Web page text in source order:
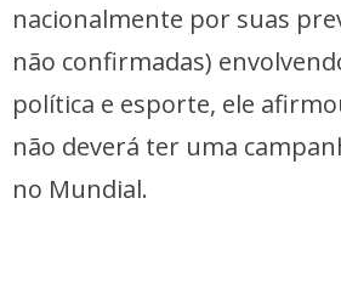
nacionalmente por suas
não confirmadas)
política e esporte, ele
não deverá ter uma
no Mundial.